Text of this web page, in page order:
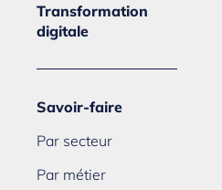
Transformation
digitale
Savoir-faire
Par secteur
Par métier